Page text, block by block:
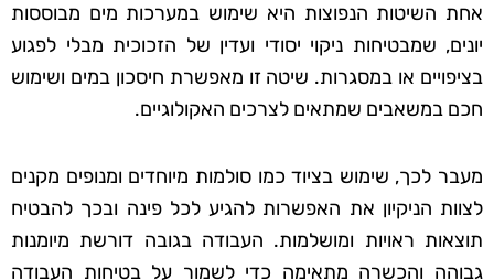
אחת השיטות הנפוצות היא שימוש במערכות מים מבוססות
יונים, שמבטיחות ניקוי יסודי ועדין של הזכוכית מבלי לפגוע
בציפויים או במסגרות. שיטה זו מאפשרת חיסכון במים ושימוש
חכם במשאבים שמתאים לצרכים האקולוגיים.
מעבר לכך, שימוש בציוד כמו סולמות מיוחדים ומנופים מקנים
לצוות הניקיון את האפשרות להגיע לכל פינה ובכך להבטיח
תוצאות ראויות ומושלמות. העבודה בגובה דורשת מיומנות
גבוהה והכשרה מתאימה כדי לשמור על בטיחות העבודה